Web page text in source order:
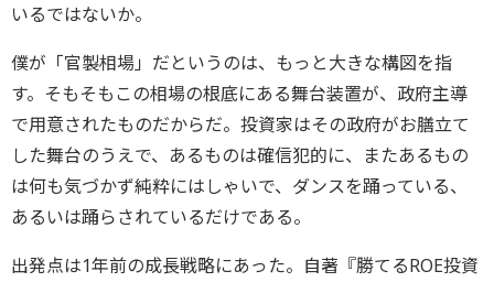
いるではないか。
僕が「官製相場」だというのは、もっと大きな構図を指
す。そもそもこの相場の根底にある舞台装置が、政府主導
で用意されたものだからだ。投資家はその政府がお膳立て
した舞台のうえで、あるものは確信犯的に、またあるもの
は何も気づかず純粋にはしゃいで、ダンスを踊っている、
あるいは踊らされているだけである。
出発点は1年前の成長戦略にあった。自著『勝てるROE投資